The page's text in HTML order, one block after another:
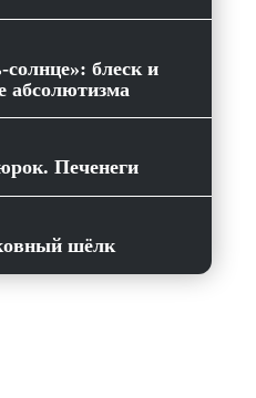
солнце»: блеск и
абсолютизма
Печенеги
шёлк